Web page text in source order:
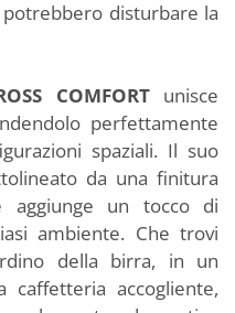
disturbare la
COMFORTunisce
perfettamente
spaziali. Il suo
da una finitura
aggiunge un tocco di
ambiente. Che trovi
della birra, in un
accogliente,